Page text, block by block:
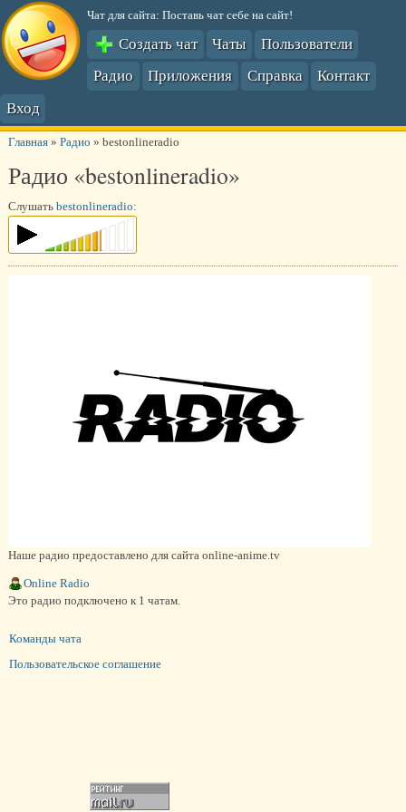
Чат для сайта: Поставь чат себе на сайт!
Создать чат Чаты
Пользователи
Радио
Приложения Справка
Контакт
Вход
Главная» Радио » bestonlineradio
Радио «bestonlineradio»
Слушать bestonlineradio:
Наше радио предоставлено для сайта online-anime.tv
Online Radio
Это радио подключено к 1 чатам.
Команды чата
Пользовательское соглашение